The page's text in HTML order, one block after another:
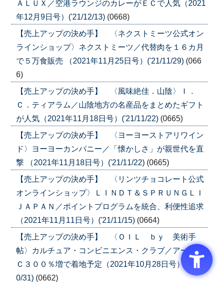
ＡＬＵＸ／空港ラウンジのカレーがＥＣで人気（2021
年12月9日号）('21/12/13) (0668)
【売上アップの決め手】 〈ネクストミーツ公式オン
ラインショップ〉ネクストミーツ／代替肉を１６カ月
で５万食販売 （2021年11月25日号）('21/11/29) (066
6)
【売上アップの決め手】 〈風味絶佳．山陰〉Ｉ．
Ｃ．ティアラム／山陰地方の名産品をまとめたギフト
が人気（2021年11月18日号）('21/11/22) (0665)
【売上アップの決め手】 〈ヨーヨーストアリワイン
ド〉ヨーヨーカンパニー／「懐かしさ」が親世代を直
撃 （2021年11月18日号）('21/11/22) (0665)
【売上アップの決め手】 〈リンツチョコレート公式
オンラインショップ〉ＬＩＮＤＴ＆ＳＰＲＵＮＧＬＩ
ＪＡＰＡＮ／ポイントプログラムを統合、利便性追求
（2021年11月11日号）('21/11/15) (0664)
【売上アップの決め手】 〈ＯＩＬ ｂｙ 美術手
帖〉カルチュア・コンビニエンス・クラブ／アートＥ
Ｃ３００％増で着地予定（2021年10月28日号）('21/1
0/31) (0662)